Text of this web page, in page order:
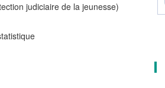
judiciaire de la jeunesse)